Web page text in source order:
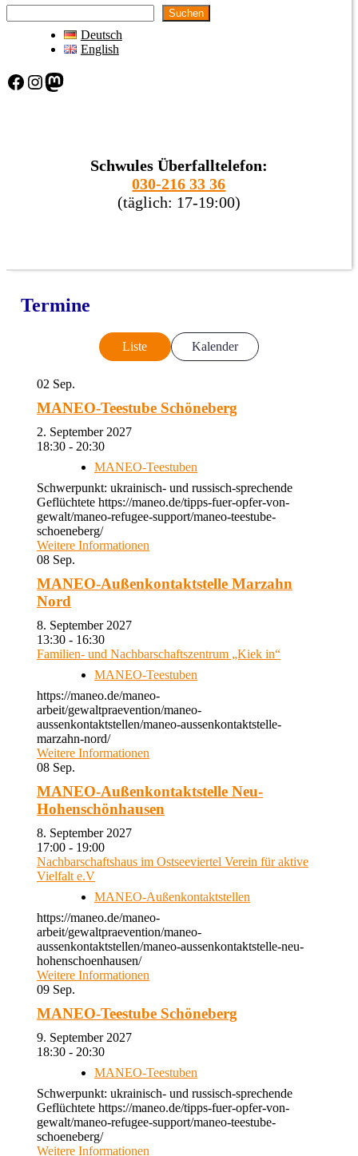
Suchen
Deutsch
English
Facebook Instagram Mastodon
Schwules Überfalltelefon:
030-216 33 36
(täglich: 17-19:00)
Termine
Liste Kalender
02 Sep.
MANEO-Teestube Schöneberg
2. September 2027
18:30 - 20:30
MANEO-Teestuben
Schwerpunkt: ukrainisch- und russisch-sprechende
Geflüchtete https://maneo.de/tipps-fuer-opfer-von-
gewalt/maneo-refugee-support/maneo-teestube-
schoeneberg/
Weitere Informationen
08 Sep.
MANEO-Außenkontaktstelle Marzahn
Nord
8. September 2027
13:30 - 16:30
Familien- und Nachbarschaftszentrum „Kiek in“
MANEO-Teestuben
https://maneo.de/maneo-
arbeit/gewaltpraevention/maneo-
aussenkontaktstellen/maneo-aussenkontaktstelle-
marzahn-nord/
Weitere Informationen
08 Sep.
MANEO-Außenkontaktstelle Neu-
Hohenschönhausen
8. September 2027
17:00 - 19:00
Nachbarschaftshaus im Ostseeviertel Verein für aktive
Vielfalt e.V
MANEO-Außenkontaktstellen
https://maneo.de/maneo-
arbeit/gewaltpraevention/maneo-
aussenkontaktstellen/maneo-aussenkontaktstelle-neu-
hohenschoenhausen/
Weitere Informationen
09 Sep.
MANEO-Teestube Schöneberg
9. September 2027
18:30 - 20:30
MANEO-Teestuben
Schwerpunkt: ukrainisch- und russisch-sprechende
Geflüchtete https://maneo.de/tipps-fuer-opfer-von-
gewalt/maneo-refugee-support/maneo-teestube-
schoeneberg/
Weitere Informationen